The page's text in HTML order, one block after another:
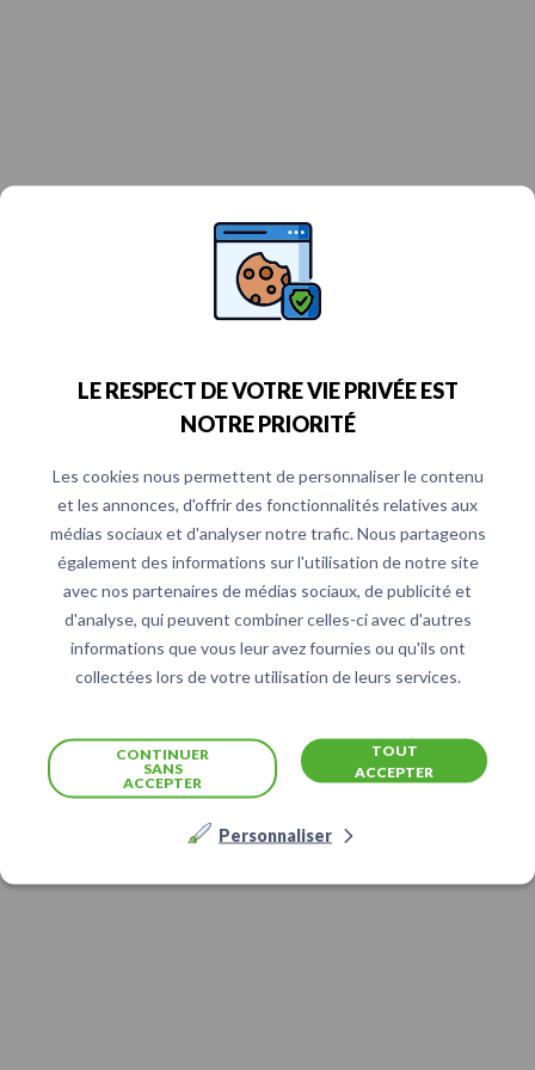
LE RESPECT DE VOTRE VIE PRIVÉE EST
NOTRE PRIORITÉ
Les cookies nous permettent de personnaliser le contenu
et les annonces, d'offrir des fonctionnalités relatives aux
médias sociaux et d'analyser notre trafic. Nous partageons
également des informations sur l'utilisation de notre site
avec nos partenaires de médias sociaux, de publicité et
d'analyse, qui peuvent combiner celles-ci avec d'autres
informations que vous leur avez fournies ou qu'ils ont
collectées lors de votre utilisation de leurs services.
TOUT
ACCEPTER
CONTINUER
SANS
ACCEPTER
Personnaliser